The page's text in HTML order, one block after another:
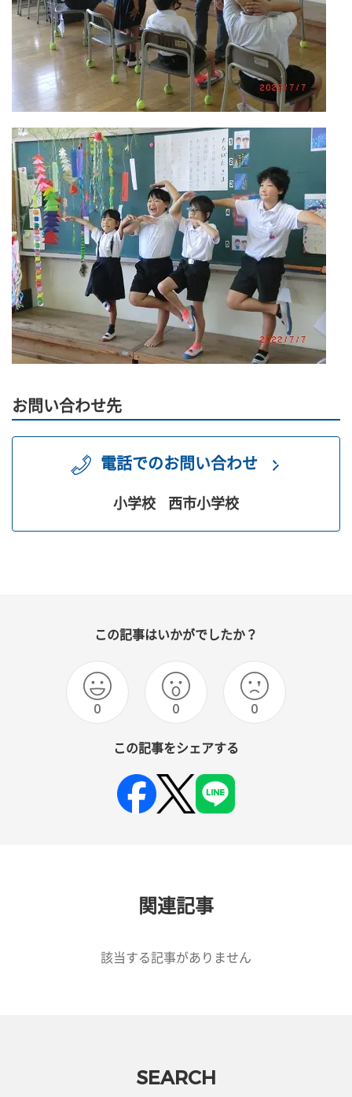
お問い合わせ先
電話でのお問い合わせ
小学校 西市小学校
この記事はいかがでしたか？
0 0 0
この記事をシェアする
関連記事
該当する記事がありません
SEARCH